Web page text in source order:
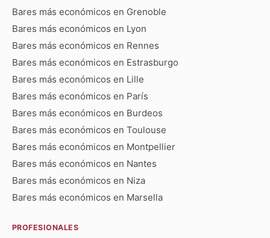
Bares más económicos en Grenoble
Bares más económicos en Lyon
Bares más económicos en Rennes
Bares más económicos en Estrasburgo
Bares más económicos en Lille
Bares más económicos en París
Bares más económicos en Burdeos
Bares más económicos en Toulouse
Bares más económicos en Montpellier
Bares más económicos en Nantes
Bares más económicos en Niza
Bares más económicos en Marsella
PROFESIONALES